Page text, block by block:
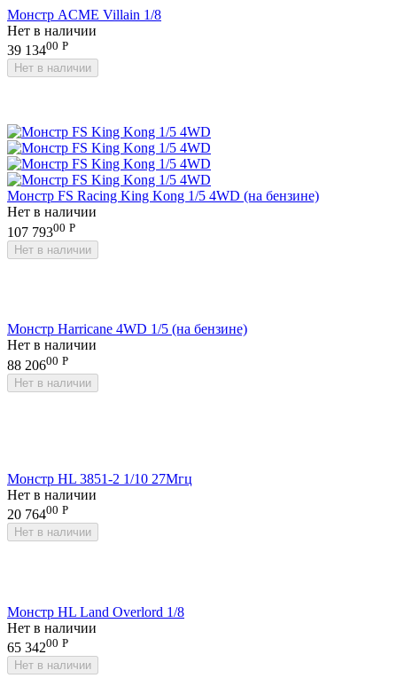
Монстр ACME Villain 1/8
Нет в наличии
39 13400 Р
Нет в наличии
Монстр FS Racing King Kong 1/5 4WD (на бензине)
Нет в наличии
107 79300 Р
Нет в наличии
Монстр Harricane 4WD 1/5 (на бензине)
Нет в наличии
88 20600 Р
Нет в наличии
Монстр HL 3851-2 1/10 27Мгц
Нет в наличии
20 76400 Р
Нет в наличии
Монстр HL Land Overlord 1/8
Нет в наличии
65 34200 Р
Нет в наличии